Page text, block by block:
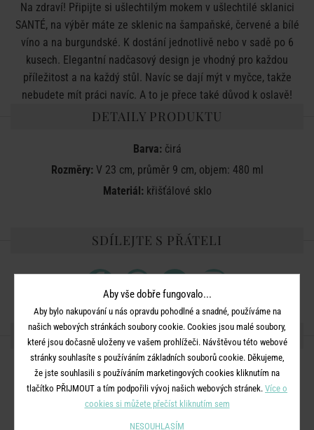
Na zdraví! Připijte si ušlechtilým mokem v ušlechtilé sklanici
SANTÉ, na výběr máte ze sklenic na šampaňské, červené a bílé
víno a na burgundské. K dostání jednotlivě nebo v sadě po 6
kusech. Elegantní nadčasový design je vhodný pro každou
příležitost a na každý stůl. Navíc se dají mýt v myčce, takže
nebudete mít práci navíc. A to je přece také důvod k oslavě!
DETAILY PRODUKTU
Barva:čirá
Rozměry:V 23 cm, průměr 9 cm, objem: 480 ml
Materiál:křišťálové sklo
SDÍLEJTE S PŘÁTELI
DALŠÍ PRODUKTY ZE SÉRIE
Aby vše dobře fungovalo...
Aby bylo nakupování u nás opravdu pohodlné a snadné, používáme na
našich webových stránkách soubory cookie. Cookies jsou malé soubory,
které jsou dočasně uloženy ve vašem prohlížeči. Návštěvou této webové
stránky souhlasíte s používáním základních souborů cookie. Děkujeme,
že jste souhlasili s používáním marketingových cookies kliknutím na
tlačítko PŘIJMOUT a tím podpořili vývoj našich webových stránek. Více o
cookies si můžete přečíst kliknutím sem
NESOUHLASÍM